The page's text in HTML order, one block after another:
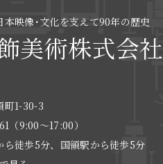
本映像･文化を支えて90年の歴史
美術株式会社
町1-30-3
（9:00〜17:00）
徒歩5分、国領駅から徒歩5分